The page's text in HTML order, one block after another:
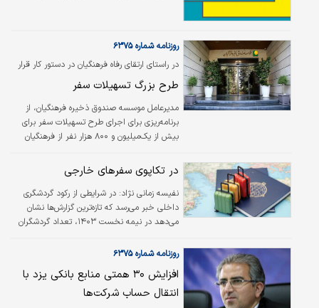
آینده مقاوم‌تر و هوشمندانه‌تر عمل کنند.
در راستای ارتقای رفاه فرهنگیان در دستور کار قرار
گرفت
روزنامه شماره ۶۳۷۵
طرح بزرگ تسهیلات سفر
مدیرعامل موسسه صندوق ذخیره فرهنگیان، از
برنامه‌ریزی برای اجرای طرح تسهیلات سفر برای
بیش از یک‌میلیون و ۸۰۰ هزار نفر از فرهنگیان
ملی مهرآفرین فرهنگیان» در آینده نزدیک خبر داد.
در تکاپوی سفرهای خارجی
نفیسه زمانی نژاد: در شرایطی از رکود گردشگری
داخلی خبر می‌رسد که تازه‌ترین گزارش‌ها نشان
می‌دهد در نیمه نخست ۱۴۰۳، تعداد گردشگران
موضوعی که به نظر می‌رسد با به‌صرفه بودن چنین
جذابیت‌های این مسیر مرتبط است.
روزنامه شماره ۶۳۷۵
افزایش ۳۰ همتی منابع بانکی یزد با
انتقال حساب شرکت‌ها